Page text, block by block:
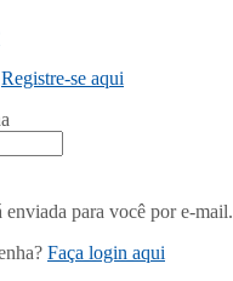
Registre-se aqui
enviada para você por e-mail.
Faça login aqui